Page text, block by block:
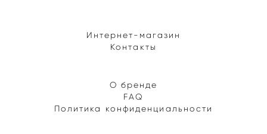
Интернет-магазин
Контакты
О бренде
FAQ
Политика конфиденциальности